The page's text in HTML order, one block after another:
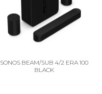
SONOS BEAM/SUB 4/2 ERA 100
BLACK